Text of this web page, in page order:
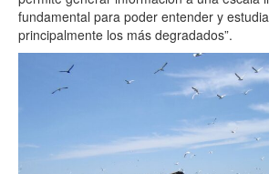
fundamental para poder entender y
principalmente los más degradados”.